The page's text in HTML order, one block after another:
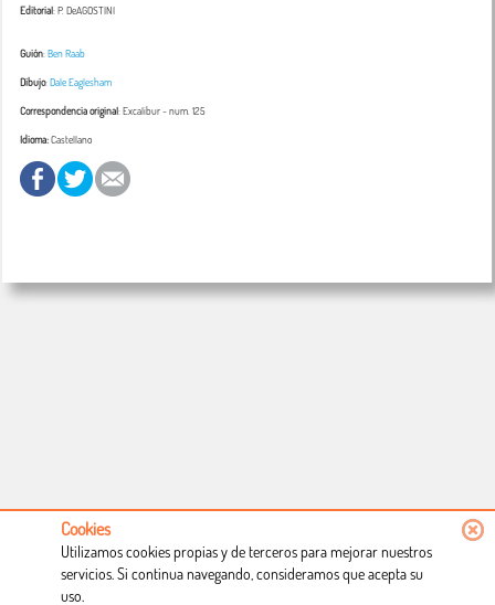
Editorial: P. DeAGOSTINI
Guión:Ben Raab
Dibujo:Dale Eaglesham
Correspondencia original:Excalibur- num. 125
Idioma:Castellano
Condiciones de uso
Cookies
Utilizamos cookies propias y de terceros para mejorar nuestros
servicios. Si continua navegando, consideramos que acepta su
uso.